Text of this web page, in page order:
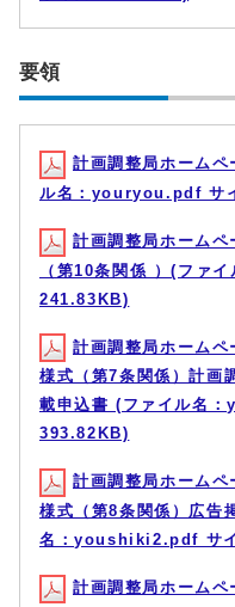
要領
計画調整局ホーム
ル名：youryou.pdf サ
計画調整局ホーム
（第10条関係 ）(ファ
241.83KB)
計画調整局ホーム
様式（第7条関係）計画
載申込書 (ファイル名
393.82KB)
計画調整局ホーム
様式（第8条関係）広告
名：youshiki2.pdf サ
計画調整局ホーム